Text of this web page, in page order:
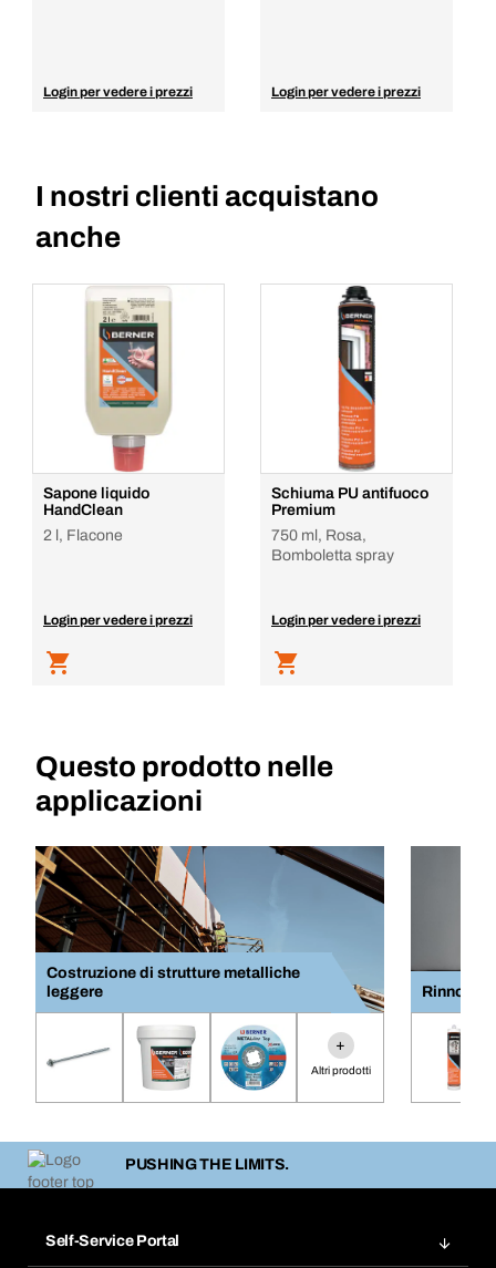
Login per vedere i prezzi Login per vedere i prezzi
I nostri clienti acquistano
anche
Sapone liquido
HandClean
2 l, Flacone
Login per vedere i prezzi
Schiuma PU antifuoco
Premium
750 ml, Rosa,
Bomboletta spray
Login per vedere i prezzi
Questo prodotto nelle
applicazioni
Costruzione di strutture metalliche
leggere
+
Altri prodotti
PUSHING THE LIMITS.
Self-Service Portal